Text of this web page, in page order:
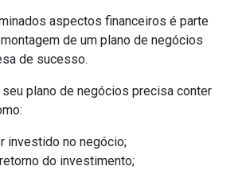
aspectos financeiros é parte
de um plano de negócios
de sucesso.
plano de negócios precisa conter
investido no negócio;
do investimento;